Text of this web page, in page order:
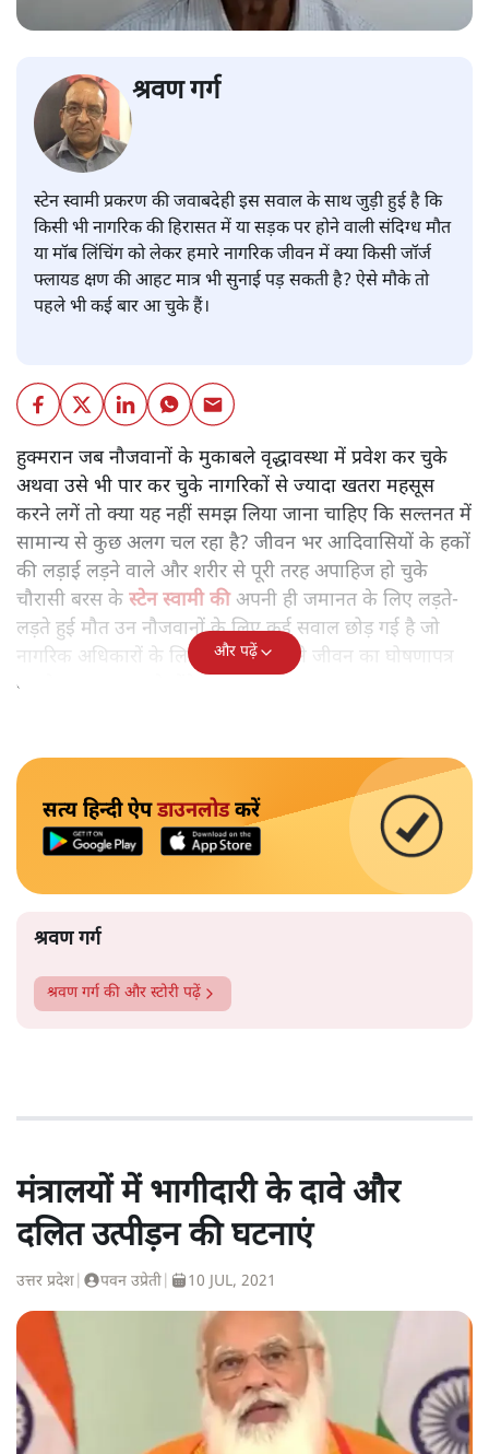
श्रवण गर्ग
स्टेन स्वामी प्रकरण की जवाबदेही इस सवाल के साथ जुड़ी हुई है कि
किसी भी नागरिक की हिरासत में या सड़क पर होने वाली संदिग्ध मौत
या मॉब लिंचिंग को लेकर हमारे नागरिक जीवन में क्या किसी जॉर्ज
फ्लायड क्षण की आहट मात्र भी सुनाई पड़ सकती है? ऐसे मौके तो
पहले भी कई बार आ चुके हैं।
हुक्मरान जब नौजवानों के मुकाबले वृद्धावस्था में प्रवेश कर चुके
अथवा उसे भी पार कर चुके नागरिकों से ज्यादा खतरा महसूस
करने लगें तो क्या यह नहीं समझ लिया जाना चाहिए कि सल्तनत में
सामान्य से कुछ अलग चल रहा है? जीवन भर आदिवासियों के हकों
की लड़ाई लड़ने वाले और शरीर से पूरी तरह अपाहिज हो चुके
चौरासी बरस के स्टेन स्वामी कीअपनी ही जमानत के लिए लड़ते-
लड़ते हुई मौत उन नौजवानों के लिए कई सवाल छोड़ गई है जो
नागरिक अधिकारों के लिए संघर्ष को अपने जीवन का घोषणापत्र
बनाने का इरादा रखते होंगे।
और पढ़ें
सत्य हिन्दी ऐपडाउनलोडकरें
श्रवण गर्ग
श्रवण गर्ग की और स्टोरी पढ़ें
मंत्रालयों में भागीदारी के दावे और
दलित उत्पीड़न की घटनाएं
उत्तर प्रदेश पवन उप्रेती 10 JUL, 2021